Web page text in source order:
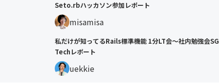
Seto.rbハッカソン参加レポート
misamisa
私だけが知ってるRails標準機能 1分LT会〜社内勉強会SG
Techレポート
uekkie